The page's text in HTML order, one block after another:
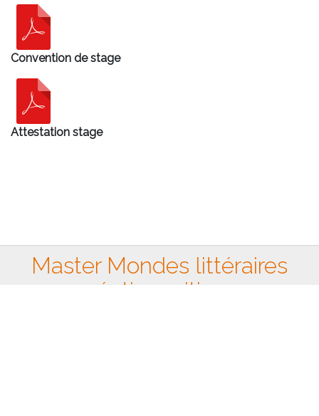
Convention de stage
Attestation stage
Master Mondes littéraires
création critique